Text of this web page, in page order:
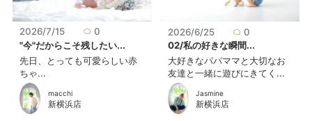
2026/7/15
0
"今"だからこそ残したい...
先日、とっても可愛らしい赤
ちゃ...
macchi
新横浜店
2026/6/25
0
02/私の好きな瞬間...
大好きなパパママと大切なお
友達と一緒に遊びにきてく...
Jasmine
新横浜店